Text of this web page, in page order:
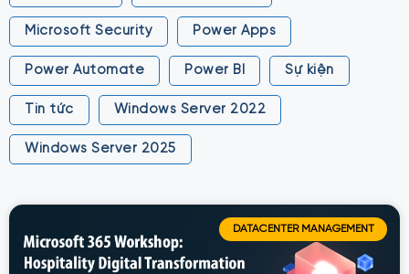
Microsoft Security Power Apps
Power Automate Power BI Sự kiện
Tin tức Windows Server 2022
Windows Server 2025
DATACENTER MANAGEMENT